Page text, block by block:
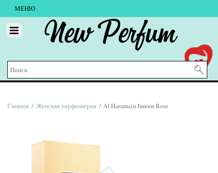
МЕНЮ
New Perfum
Главная / Женская парфюмерия / Al Haramain Junoon Rose